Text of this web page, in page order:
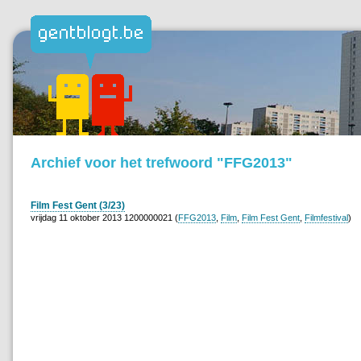
Archief voor het trefwoord "FFG2013"
Film Fest Gent (3/23)
vrijdag 11 oktober 2013 1200000021 (FFG2013 Film Film Fest Gent Filmfestival)